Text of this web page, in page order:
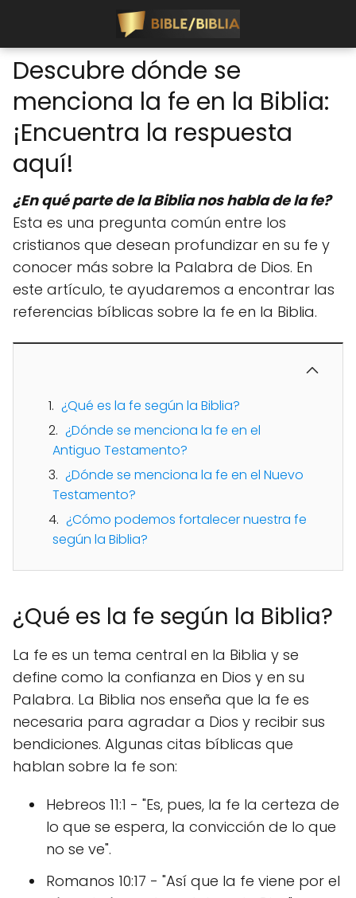
Descubre dónde se
menciona la fe en la Biblia:
¡Encuentra la respuesta
aquí!
¿En qué parte de la Biblia nos habla de la fe?
Esta es una pregunta común entre los
cristianos que desean profundizar en su fe y
conocer más sobre la Palabra de Dios. En
este artículo, te ayudaremos a encontrar las
referencias bíblicas sobre la fe en la Biblia.
¿Qué es la fe según la Biblia?
¿Dónde se menciona la fe en el
Antiguo Testamento?
¿Dónde se menciona la fe en el Nuevo
Testamento?
¿Cómo podemos fortalecer nuestra fe
según la Biblia?
¿Qué es la fe según la Biblia?
La fe es un tema central en la Biblia y se
define como la confianza en Dios y en su
Palabra. La Biblia nos enseña que la fe es
necesaria para agradar a Dios y recibir sus
bendiciones. Algunas citas bíblicas que
hablan sobre la fe son:
Hebreos 11:1 - "Es, pues, la fe la certeza de
lo que se espera, la convicción de lo que
no se ve".
Romanos 10:17 - "Así que la fe viene por el